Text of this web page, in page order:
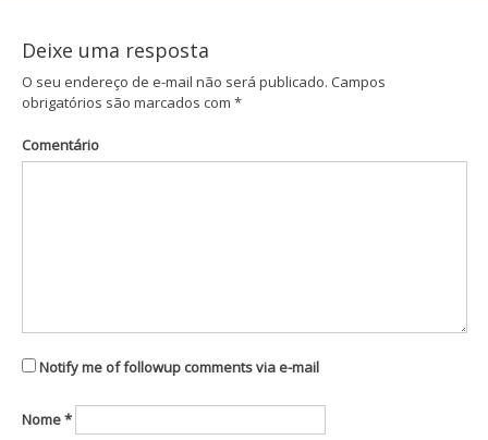
Post
Deixe uma resposta
O seu endereço de e-mail não será publicado. Campos
obrigatórios são marcados com *
Comentário
Notify me of followup comments via e-mail
Nome*